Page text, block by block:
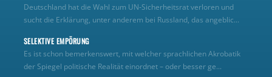
Deutschland hat die Wahl zum UN‑Sicherheitsrat verloren und
sucht die Erklärung, unter anderem bei Russland, das angeblic...
SELEKTIVE EMPÖRUNG
Es ist schon bemerkenswert, mit welcher sprachlichen Akrobatik
der Spiegel politische Realität einordnet – oder besser ge...